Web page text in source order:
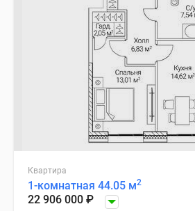
Квартира
1-комнатная 44.05 м2
22 906 000 ₽